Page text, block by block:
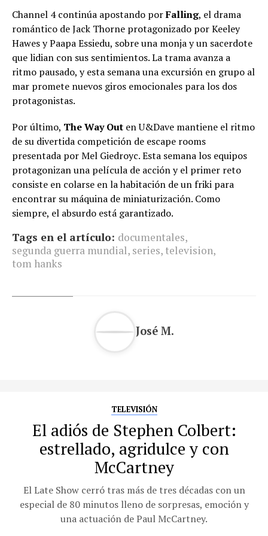
Channel 4 continúa apostando porFalling, el drama
romántico de Jack Thorne protagonizado por Keeley
Hawes y Paapa Essiedu, sobre una monja y un sacerdote
que lidian con sus sentimientos. La trama avanza a
ritmo pausado, y esta semana una excursión en grupo al
mar promete nuevos giros emocionales para los dos
protagonistas.
Por último, The Way Out en U&Dave mantiene el ritmo
de su divertida competición de escape rooms
presentada por Mel Giedroyc. Esta semana los equipos
protagonizan una película de acción y el primer reto
consiste en colarse en la habitación de un friki para
encontrar su máquina de miniaturización. Como
siempre, el absurdo está garantizado.
Tags en el artículo: documentales,
segunda guerra mundial, series, television,
tom hanks
José M.
TELEVISIÓN
El adiós de Stephen Colbert:
estrellado, agridulce y con
McCartney
El Late Show cerró tras más de tres décadas con un
especial de 80 minutos lleno de sorpresas, emoción y
una actuación de Paul McCartney.